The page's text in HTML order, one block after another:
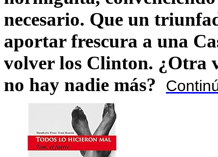
necesario. Que un
aportar frescura a una
volver los Clinton. ¿Otra
no hay nadie más?